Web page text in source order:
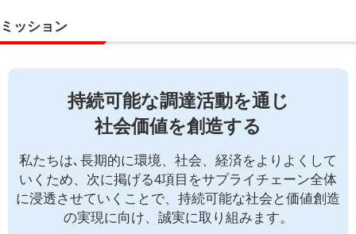
ミッション
持続可能な調達活動を通じ
社会価値を創造する
私たちは､長期的に環境、社会、経済をよりよくして
いくため、次に掲げる4項目をサプライチェーン全体
に浸透させていくことで、持続可能な社会と価値創造
の実現に向け、誠実に取り組みます。